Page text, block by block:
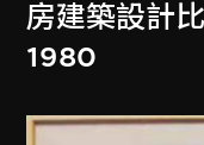
房建築設計
1980